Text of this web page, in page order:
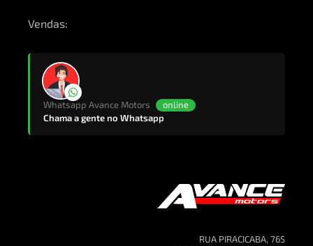
Vendas:
Whatsapp Avance Motors
online
Chama a gente no Whatsapp
RUA PIRACICABA, 765